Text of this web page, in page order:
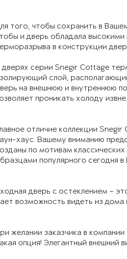
того, чтобы сохранить в
и дверь обладала высокими
в конструкции
дверях серии Snegir Cottage
слой,
на внешнюю и внутреннюю
проникать холоду
отличие коллекции
хаус. Вашему вниманию
по мотивам
популярного сегодня
дверь с остеклением –
возможность видеть из дома
желании заказчика в
опция! Элегантный внешний